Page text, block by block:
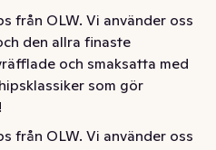
från OLW. Vi använder oss
den allra finaste
och smaksatta med
som gör
från OLW. Vi använder oss